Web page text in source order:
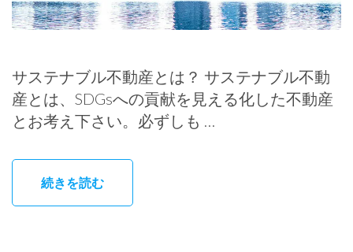
サステナブル不動産とは？ サステナブル不動
産とは、SDGsへの貢献を見える化した不動産
とお考え下さい。必ずしも …
続きを読む